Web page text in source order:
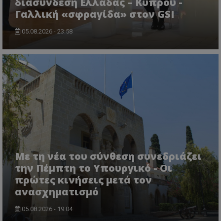
Γαλλική «σφραγίδα» στον GSI
05.08.2026 - 23:58
Με τη νέα του σύνθεση συνεδριάζει
την Πέμπτη το Υπουργικό - Οι
πρώτες κινήσεις μετά τον
ανασχηματισμό
05.08.2026 - 19:04